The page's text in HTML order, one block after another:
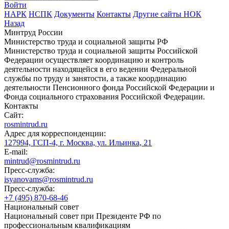
Войти
НАРК НСПК Документы Контакты Другие сайты НОК
Назад
Минтруд России
Министерство труда и социальной защиты РФ
Министерство труда и социальной защиты Российской
Федерации осуществляет координацию и контроль
деятельности находящейся в его ведении Федеральной
службы по труду и занятости, а также координацию
деятельности Пенсионного фонда Российской Федерации и
Фонда социального страхования Российской Федерации.
Контакты
Сайт:
rosmintrud.ru
Адрес для корреспонденции:
127994, ГСП-4, г. Москва, ул. Ильинка, 21
E-mail:
mintrud@rosmintrud.ru
Пресс-служба:
isyanovams@rosmintrud.ru
Пресс-служба:
+7 (495) 870-68-46
Национальный совет
Национальный совет при Президенте РФ по
профессиональным квалификациям